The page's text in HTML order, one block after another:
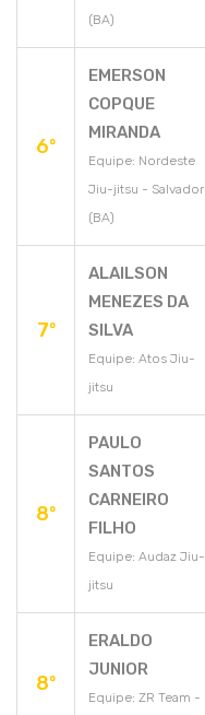
(BA)
6º
EMERSON
COPQUE
MIRANDA
Equipe: Nordeste
Jiu-jitsu - Salvador
(BA)
7º
ALAILSON
MENEZES DA
SILVA
Equipe: Atos Jiu-
jitsu
8º
PAULO
SANTOS
CARNEIRO
FILHO
Equipe: Audaz Jiu-
jitsu
8º
ERALDO
JUNIOR
Equipe: ZR Team -